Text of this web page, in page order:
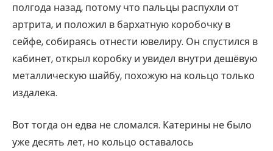
полгода назад, потому что пальцы распухли от
артрита, и положил в бархатную коробочку в
сейфе, собираясь отнести ювелиру. Он спустился в
кабинет, открыл коробку и увидел внутри дешёвую
металлическую шайбу, похожую на кольцо только
издалека.
Вот тогда он едва не сломался. Катерины не было
уже десять лет, но кольцо оставалось